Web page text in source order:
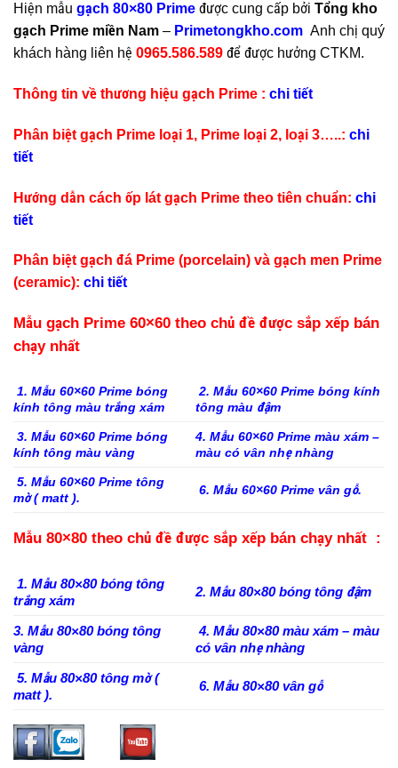
Hiện mẫu gạch 80×80 Prime được cung cấp bởi Tổng kho
gạch Prime miền Nam – Primetongkho.com Anh chị quý
khách hàng liên hệ 0965.586.589 để được hưởng CTKM.
Thông tin về thương hiệu gạch Prime : chi tiết
Phân biệt gạch Prime loại 1, Prime loại 2, loại 3…..: chi
tiết
Hướng dẫn cách ốp lát gạch Prime theo tiên chuẩn: chi
tiết
Phân biệt gạch đá Prime (porcelain) và gạch men Prime
(ceramic): chi tiết
Mẫu gạch Prime 60×60 theo chủ đề được sắp xếp bán
chạy nhất
1. Mẫu 60×60 Prime bóng
kính tông màu trắng xám
2. Mẫu 60×60 Prime bóng kính
tông màu đậm
3. Mẫu 60×60 Prime bóng
kính tông màu vàng
4. Mẫu 60×60 Prime màu xám –
màu có vân nhẹ nhàng
5. Mẫu 60×60 Prime tông
mờ ( matt ).
6. Mẫu 60×60 Prime vân gỗ.
Mẫu 80×80 theo chủ đề được sắp xếp bán chạy nhất :
1. Mẫu 80×80 bóng tông
trắng xám
2. Mẫu 80×80 bóng tông đậm
3. Mẫu 80×80 bóng tông
vàng
4. Mẫu 80×80 màu xám – màu
có vân nhẹ nhàng
5. Mẫu 80×80 tông mờ (
matt ).
6. Mẫu 80×80 vân gỗ